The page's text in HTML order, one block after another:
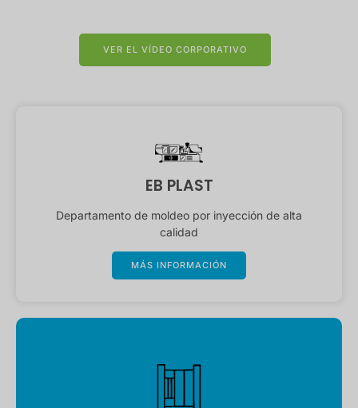
VER EL VÍDEO CORPORATIVO
EB PLAST
Departamento de moldeo por inyección de alta
calidad
MÁS INFORMACIÓN